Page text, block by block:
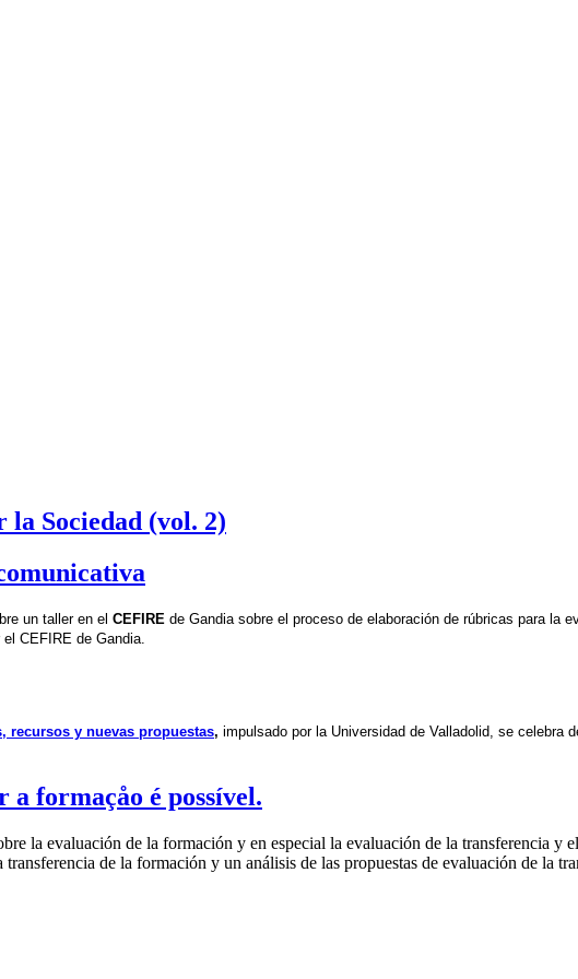
Sociedad (vol. 2)
un taller en el CEFIRE de Gandia sobre el proceso de elaboración de rúbricas para la
CEFIRE de Gandia.
recursos y nuevas propuestas, impulsado por la Universidad de Valladolid, se celebra
formaçåo é possível.
la evaluación de la formación y en especial la evaluación de la transferencia y
de la formación y un análisis de las propuestas de evaluación de la